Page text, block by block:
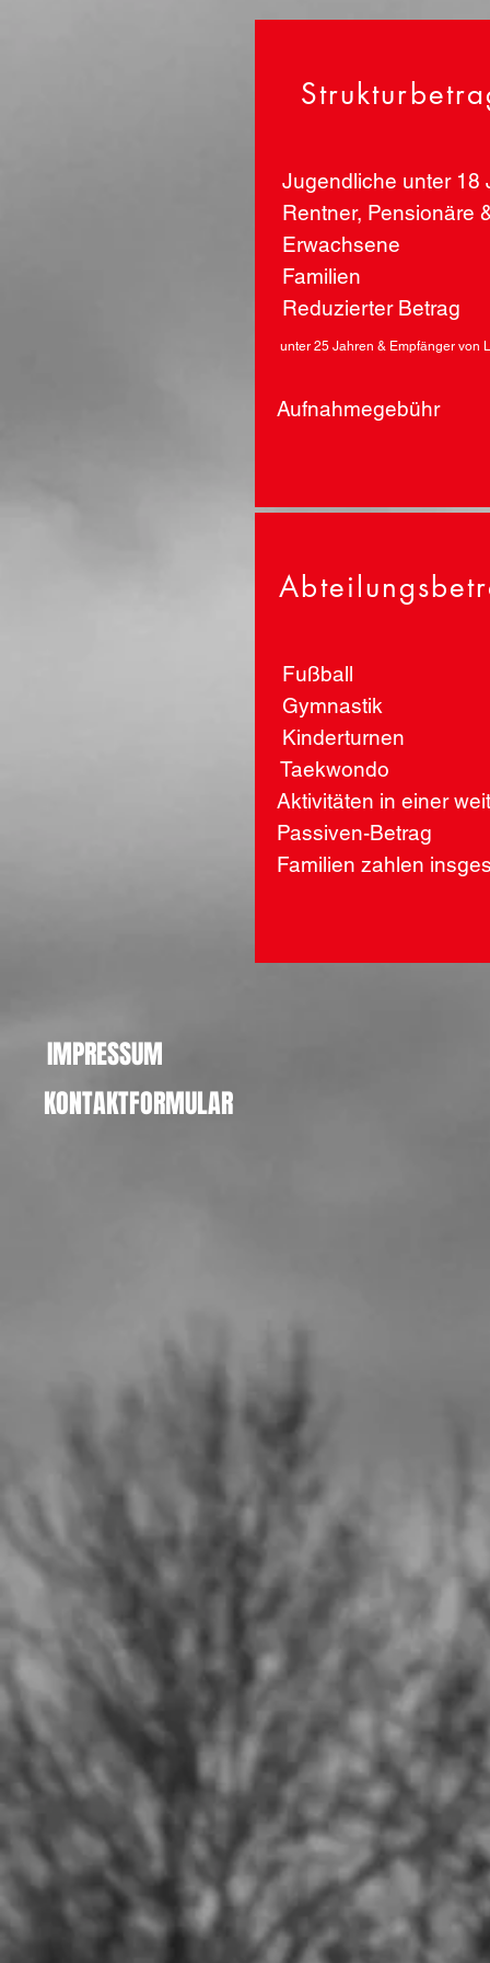
Jugendliche unter 18
Rentner, Pensionäre
Erwachsene
Familien
Reduzierter
unter 25 Jahren & Empfänger von
Aufnahmegebühr
Fußball
Gymnastik
Kinderturnen
Taekwondo
Aktivitäten in einer
Passiven-Betrag
Familien zahlen
IMPRESSUM
KONTAKTFORMULAR